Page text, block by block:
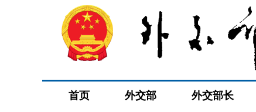
首页 外交部 外交部长